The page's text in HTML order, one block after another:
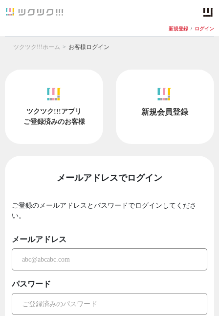
新規登録 / ログイン
ツクツク!!!ホーム お客様ログイン
ツクツク!!!アプリ
ご登録済みのお客様
新規会員登録
メールアドレスでログイン
ご登録のメールアドレスとパスワードでログインしてくださ
い。
メールアドレス
パスワード